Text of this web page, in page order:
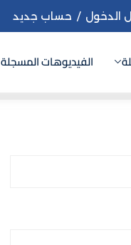
الدخول / حساب جديد
الفيديوهات المسجلة